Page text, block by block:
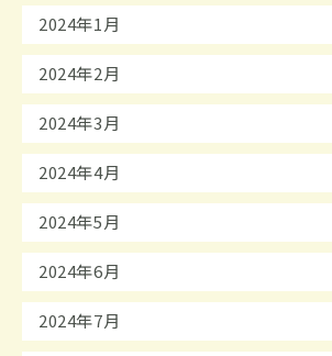
2024年1月
2024年2月
2024年3月
2024年4月
2024年5月
2024年6月
2024年7月